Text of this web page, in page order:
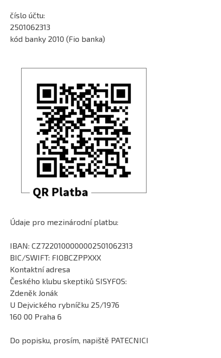
číslo účtu:
2501062313
kód banky 2010 (Fio banka)
Údaje pro mezinárodní platbu:
IBAN: CZ7220100000002501062313
BIC/SWIFT: FIOBCZPPXXX
Kontaktní adresa
Českého klubu skeptiků SISYFOS:
Zdeněk Jonák
U Dejvického rybníčku 25/1976
160 00 Praha 6
Do popisku, prosím, napiště PATECNICI